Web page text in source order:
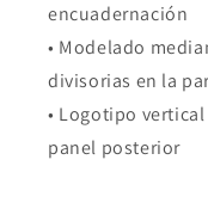
encuadernación
• Modelado
divisorias en la
• Logotipo vertical
panel posterior